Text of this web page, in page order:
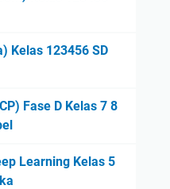
Kelas 123456 SD
Fase D Kelas 7 8
Learning Kelas 5